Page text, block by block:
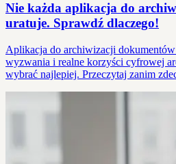
Nie każda aplikacja do
uratuje. Sprawdź dlaczego!
Aplikacja do archiwizacji
wyzwania i realne korzyści cyfrowej
wybrać najlepiej. Przeczytaj zanim